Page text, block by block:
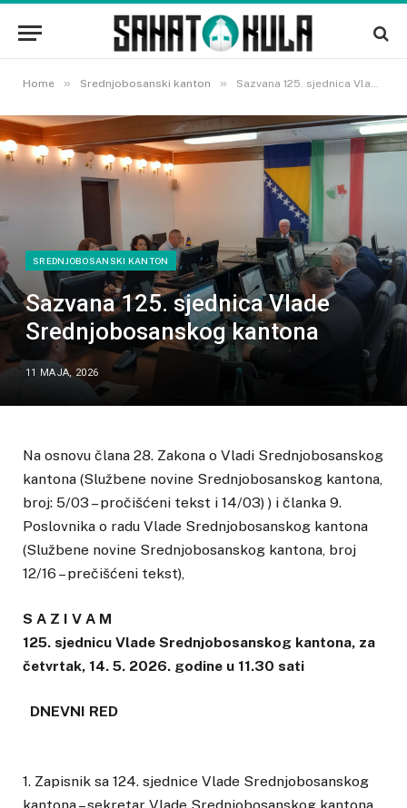
Home » Srednjobosanski kanton » Sazvana 125. sjednica Vlade Srednjobosanskog kantona
SREDNJOBOSANSKI KANTON
Sazvana 125. sjednica Vlade
Srednjobosanskog kantona
11 MAJA, 2026
Na osnovu člana 28. Zakona o Vladi Srednjobosanskog
kantona (Službene novine Srednjobosanskog kantona,
broj: 5/03 – pročišćeni tekst i 14/03) ) i članka 9.
Poslovnika o radu Vlade Srednjobosanskog kantona
(Službene novine Srednjobosanskog kantona, broj
12/16 – prečišćeni tekst),
S A Z I V A M
125. sjednicu Vlade Srednjobosanskog kantona, za
četvrtak, 14. 5. 2026. godine u 11.30 sati
DNEVNI RED
1. Zapisnik sa 124. sjednice Vlade Srednjobosanskog
kantona – sekretar Vlade Srednjobosanskog kantona